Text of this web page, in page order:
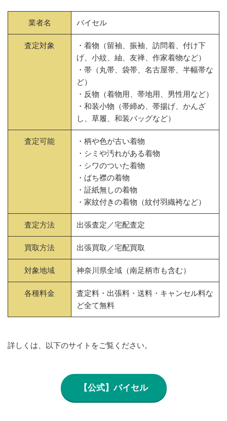
業者名 バイセル
査定対象
・着物（留袖、振袖、訪問着、付け下
げ、小紋、紬、友禅、作家着物など）
・帯（丸帯、袋帯、名古屋帯、半幅帯な
ど）
・反物（着物用、帯地用、男性用など）
・和装小物（帯締め、帯揚げ、かんざ
し、草履、和装バッグなど）
査定可能
・柄や色が古い着物
・シミや汚れがある着物
・シワのついた着物
・ばち襟の着物
・証紙無しの着物
・家紋付きの着物（紋付羽織袴など）
査定方法 出張査定／宅配査定
買取方法 出張買取／宅配買取
対象地域 神奈川県全域（南足柄市も含む）
各種料金
査定料・出張料・送料・キャンセル料な
ど全て無料
詳しくは、以下のサイトをご覧ください。
【公式】バイセル